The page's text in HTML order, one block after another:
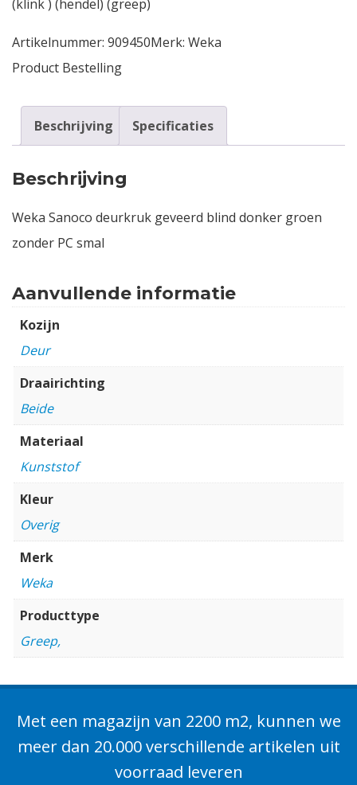
(klink ) (hendel) (greep)
Artikelnummer: 909450Merk: Weka
Product Bestelling
Beschrijving Specificaties
Beschrijving
Weka Sanoco deurkruk geveerd blind donker groen
zonder PC smal
Aanvullende informatie
Kozijn
Deur
Draairichting
Beide
Materiaal
Kunststof
Kleur
Overig
Merk
Weka
Producttype
Greep,
Met een magazijn van 2200 m2, kunnen we
meer dan 20.000 verschillende artikelen uit
voorraad leveren